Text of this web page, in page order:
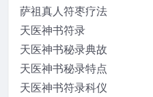
萨祖真人符枣疗法
天医神书符录
天医神书秘录典故
天医神书秘录特点
天医神书符录科仪